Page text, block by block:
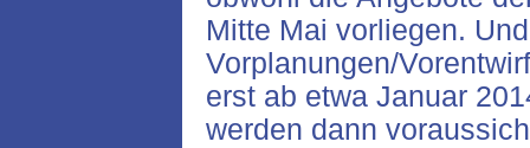
Mitte Mai vorliegen.
Vorplanungen/
erst ab etwa Januar
werden dann